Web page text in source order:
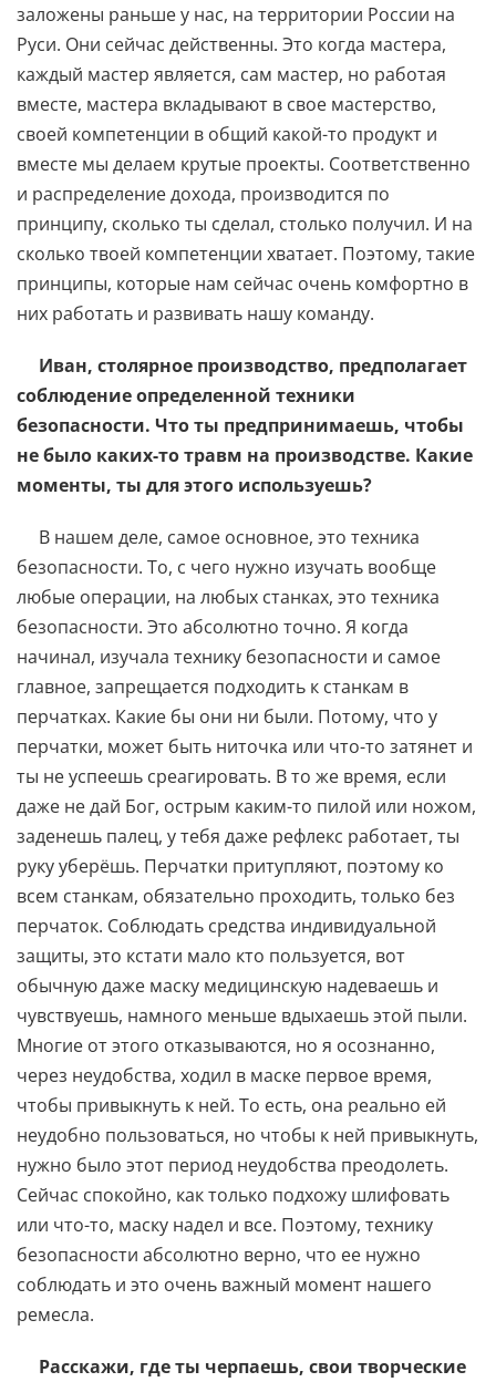
заложены раньше у нас, на территории России на
Руси. Они сейчас действенны. Это когда мастера,
каждый мастер является, сам мастер, но работая
вместе, мастера вкладывают в свое мастерство,
своей компетенции в общий какой-то продукт и
вместе мы делаем крутые проекты. Соответственно
и распределение дохода, производится по
принципу, сколько ты сделал, столько получил. И на
сколько твоей компетенции хватает. Поэтому, такие
принципы, которые нам сейчас очень комфортно в
них работать и развивать нашу команду.
Иван, столярное производство, предполагает
соблюдение определенной техники
безопасности. Что ты предпринимаешь, чтобы
не было каких-то травм на производстве. Какие
моменты, ты для этого используешь?
В нашем деле, самое основное, это техника
безопасности. То, с чего нужно изучать вообще
любые операции, на любых станках, это техника
безопасности. Это абсолютно точно. Я когда
начинал, изучала технику безопасности и самое
главное, запрещается подходить к станкам в
перчатках. Какие бы они ни были. Потому, что у
перчатки, может быть ниточка или что-то затянет и
ты не успеешь среагировать. В то же время, если
даже не дай Бог, острым каким-то пилой или ножом,
заденешь палец, у тебя даже рефлекс работает, ты
руку уберёшь. Перчатки притупляют, поэтому ко
всем станкам, обязательно проходить, только без
перчаток. Соблюдать средства индивидуальной
защиты, это кстати мало кто пользуется, вот
обычную даже маску медицинскую надеваешь и
чувствуешь, намного меньше вдыхаешь этой пыли.
Многие от этого отказываются, но я осознанно,
через неудобства, ходил в маске первое время,
чтобы привыкнуть к ней. То есть, она реально ей
неудобно пользоваться, но чтобы к ней привыкнуть,
нужно было этот период неудобства преодолеть.
Сейчас спокойно, как только подхожу шлифовать
или что-то, маску надел и все. Поэтому, технику
безопасности абсолютно верно, что ее нужно
соблюдать и это очень важный момент нашего
ремесла.
Расскажи, где ты черпаешь, свои творческие